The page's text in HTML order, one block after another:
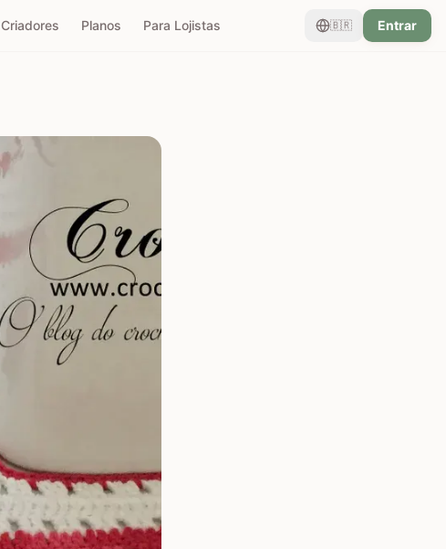
Planos Para Lojistas 🇧🇷 Entrar